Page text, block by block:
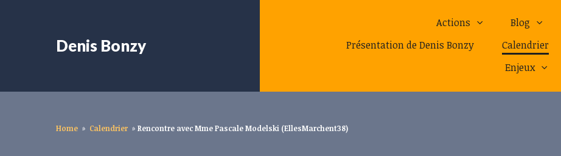
Actions Blog
Présentation de Denis Bonzy
Calendrier
Enjeux
Denis Bonzy
Home » Calendrier » Rencontre avec Mme Pascale Modelski (EllesMarchent38)